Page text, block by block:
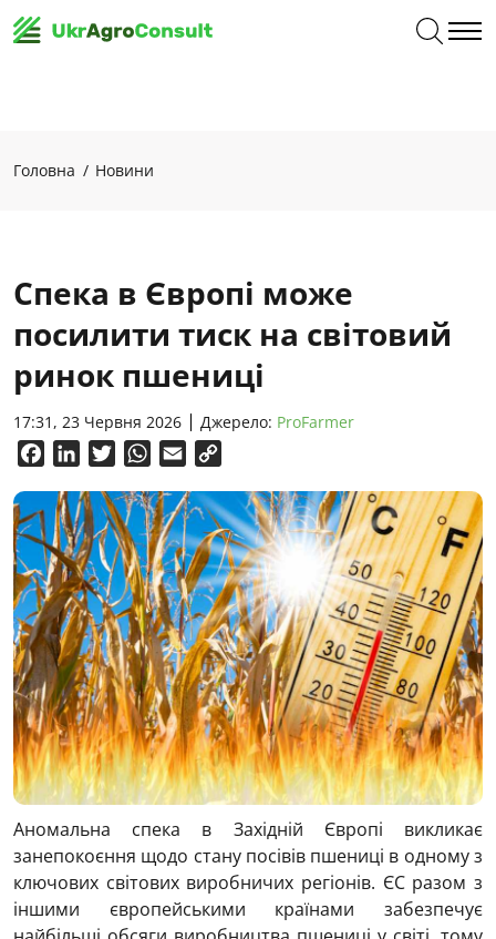
Головна Новини
Спека в Європі може
посилити тиск на світовий
ринок пшениці
17:31, 23 Червня 2026 Джерело: ProFarmer
FacebookLinkedInTwitterWhatsApp
Email
Аномальна спека в Західній Європі викликає
занепокоєння щодо стану посівів пшениці в одному з
ключових світових виробничих регіонів. ЄС разом з
іншими європейськими країнами забезпечує